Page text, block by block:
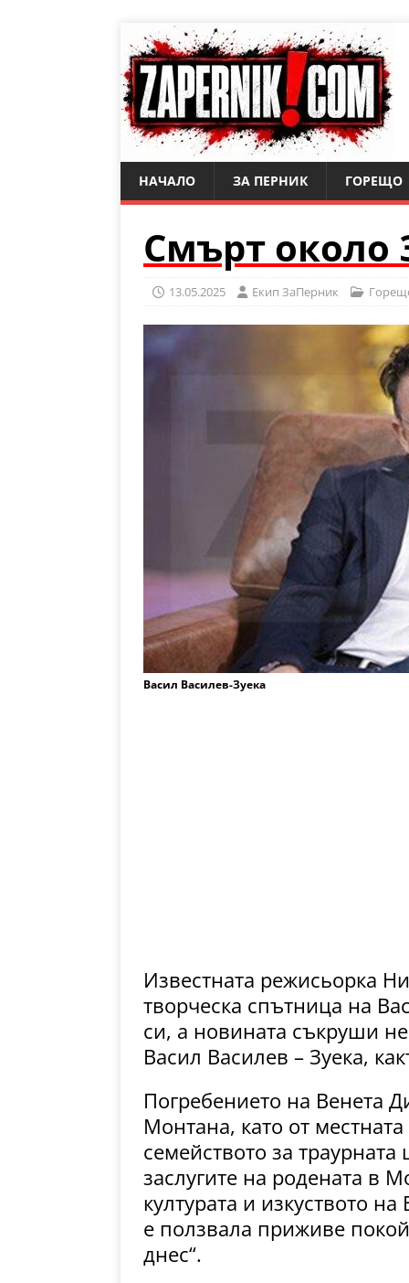
НАЧАЛО ЗА ПЕРНИК ГОРЕЩО
Смърт около
13.05.2025 Eкип ЗаПерник
Васил Василев-Зуека
Известната режисьорка
творческа спътница на
си, а новината съкруши
Васил Василев – Зуека,
Погребението на Венета
Монтана, като от
семейството за
заслугите на родената в
културата и изкуството
е ползвала приживе
днес“.